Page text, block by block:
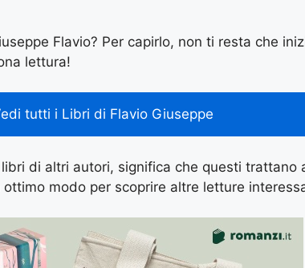
Flavio? Per capirlo, non ti resta che
lettura!
tutti i Libri di Flavio Giuseppe
di altri autori, significa che questi trattano
modo per scoprire altre letture